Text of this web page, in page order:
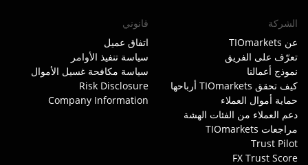
الشركة
عن TIOmarkets
تعرّف على الفريق
نموذج أعمالنا
كيف تحقق TIOmarkets أرباحها
حماية أموال العملاء
دعم العملاء من الفئات الهشة
مراجعات TIOmarkets
Trust Pilot
FX Trust Score
قانوني
اتفاق عميل
سياسة تنفيذ الأوامر
سياسة مكافحة غسيل الأموال
Risk Disclosure
Company Information